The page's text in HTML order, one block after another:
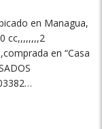
en Managua,
cc,,,,,,,,2
en “Casa